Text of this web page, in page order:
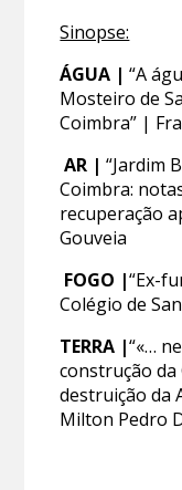
Sinopse:
ÁGUA |“A
Mosteiro de
Coimbra” |
AR |“Jardim
Coimbra:
recuperação
Gouveia
FOGO |“Ex-
Colégio de
TERRA |“«…
construção da
destruição da
Milton Pedro